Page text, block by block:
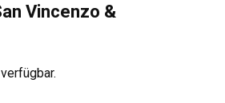
Vincenzo &